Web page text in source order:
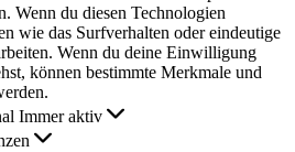
Wenn du diesen Technologien
wie das Surfverhalten oder eindeutige
Wenn du deine Einwilligung
können bestimmte Merkmale und
Immer aktiv